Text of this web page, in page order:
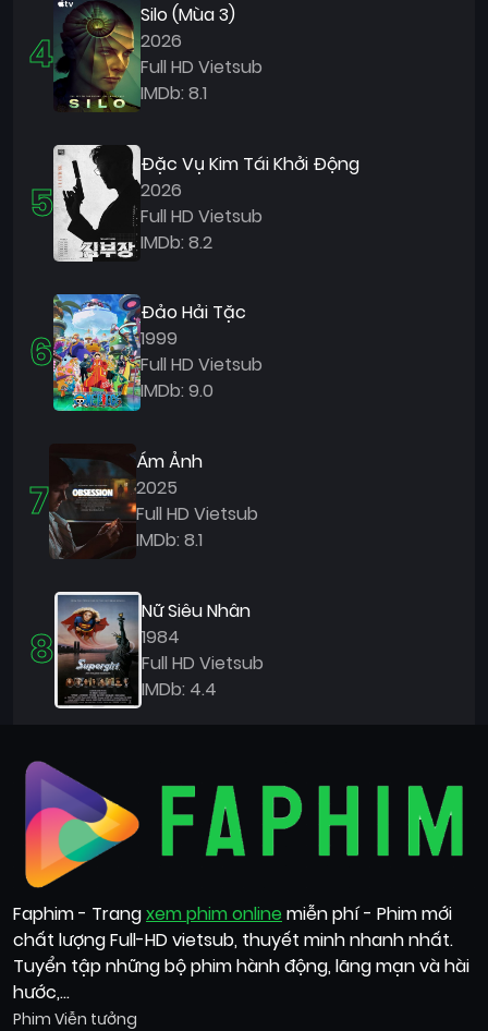
4
Silo (Mùa 3)
2026
Full HD Vietsub
IMDb: 8.1
5
Đặc Vụ Kim Tái Khởi Động
2026
Full HD Vietsub
IMDb: 8.2
6
Đảo Hải Tặc
1999
Full HD Vietsub
IMDb: 9.0
7
Ám Ảnh
2025
Full HD Vietsub
IMDb: 8.1
8
Nữ Siêu Nhân
1984
Full HD Vietsub
IMDb: 4.4
Faphim - Trangxem phim online miễn phí - Phim mới
chất lượng Full-HD vietsub, thuyết minh nhanh nhất.
Tuyển tập những bộ phim hành động, lãng mạn và hài
hước,...
Phim Viễn tưởng